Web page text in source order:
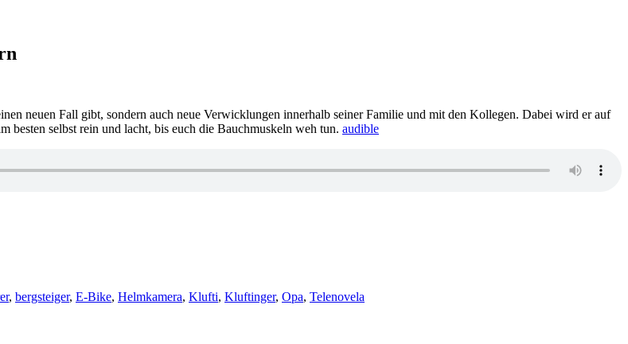
neuen Fall gibt, sondern auch neue Verwicklungen innerhalb seiner Familie und mit den Kollegen. Dabei wird er auf
besten selbst rein und lacht, bis euch die Bauchmuskeln weh tun. audible
, bergsteiger, E-Bike, Helmkamera, Klufti, Kluftinger, Opa, Telenovela